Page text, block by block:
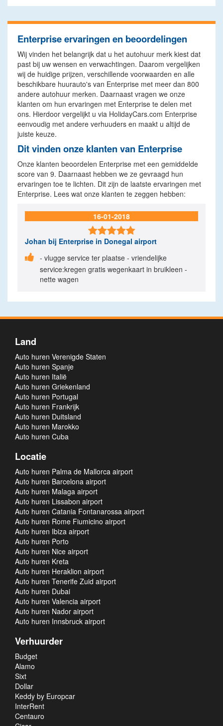
Enterprise ervaringen en beoordelingen
Wij vinden het belangrijk dat u het autohuur merk kiest dat
past bij uw wensen en verwachtingen. Daarom vergelijken
wij de huidige prijzen, verschillende voorwaarden en alle
beschikbare huurauto's van Enterprise met meer dan 800
andere autohuur merken. Daarnaast vragen we onze
klanten om hun ervaringen met Enterprise te delen met
ons. Hierdoor vergelijkt u via HolidayCars.com Enterprise
eenvoudig met andere verhuuders en maakt u altijd de
juiste keuze.
Dit vinden onze klanten van Enterprise
Onze klanten beoordelen Enterprise met een gemiddelde
score van 9. Daarnaast hebben we ze gevraagd hun
ervaringen toe te lichten. Dit zijn de laatste ervaringen met
Enterprise. Lees wat onze klanten te zeggen hebben:
16-01-2018

Johan bij Enterprise in Donegal airport
 - vlugge service ter plaatse - vriendelijke
service:kregen gratis wegenkaart in bruikleen -
nette wagen
Land
Auto huren Verenigde Staten
Auto huren Spanje
Auto huren Italië
Auto huren Griekenland
Auto huren Portugal
Auto huren Frankrijk
Auto huren Duitsland
Auto huren Marokko
Auto huren Cuba
Locatie
Auto huren Palma de Mallorca airport
Auto huren Barcelona airport
Auto huren Malaga airport
Auto huren Lissabon airport
Auto huren Catania Fontanarossa airport
Auto huren Rome Fiumicino airport
Auto huren Ibiza airport
Auto huren Porto
Auto huren Nice airport
Auto huren Kreta
Auto huren Heraklion airport
Auto huren Tenerife Zuid airport
Auto huren Dubai
Auto huren Valencia airport
Auto huren Nador airport
Auto huren Innsbruck airport
Verhuurder
Budget
Alamo
Sixt
Dollar
Keddy by Europcar
InterRent
Centauro